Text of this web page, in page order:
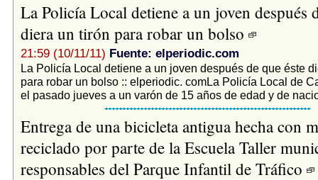
La Policía Local detiene a un joven después
diera un tirón para robar un bolso
21:59 (10/11/11) Fuente: elperiodic.com
La Policía Local detiene a un joven después de que éste
para robar un bolso :: elperiodic. comLa Policía Local de
el pasado jueves a un varón de 15 años de edad y de
Entrega de una bicicleta antigua hecha con
reciclado por parte de la Escuela Taller
responsables del Parque Infantil de Tráfico